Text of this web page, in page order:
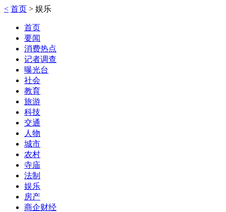
< 首页 > 娱乐
首页
要闻
消费热点
记者调查
曝光台
社会
教育
旅游
科技
交通
人物
城市
农村
寺庙
法制
娱乐
房产
商企财经